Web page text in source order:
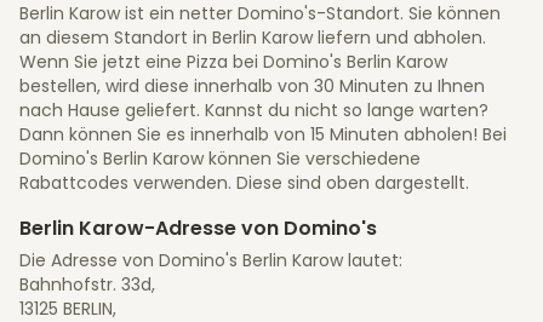
Berlin Karow ist ein netter Domino's-Standort. Sie können
an diesem Standort in Berlin Karow liefern und abholen.
Wenn Sie jetzt eine Pizza bei Domino's Berlin Karow
bestellen, wird diese innerhalb von 30 Minuten zu Ihnen
nach Hause geliefert. Kannst du nicht so lange warten?
Dann können Sie es innerhalb von 15 Minuten abholen! Bei
Domino's Berlin Karow können Sie verschiedene
Rabattcodes verwenden. Diese sind oben dargestellt.
Berlin Karow-Adresse von Domino's
Die Adresse von Domino's Berlin Karow lautet:
Bahnhofstr. 33d,
13125 BERLIN,